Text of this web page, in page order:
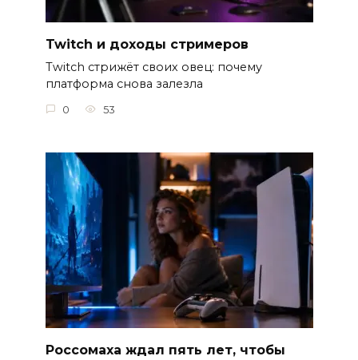
Twitch и доходы стримеров
Twitch стрижёт своих овец: почему
платформа снова залезла
0 53
Россомаха ждал пять лет, чтобы